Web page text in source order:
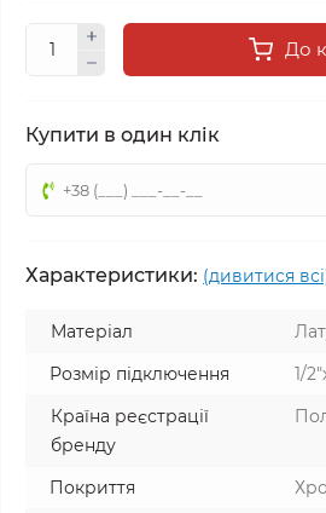
До
Купити в один клік
Характеристики: (дивитися
Матеріал
Розмір підключення
1/
Країна реєстрації
бренду
Покриття